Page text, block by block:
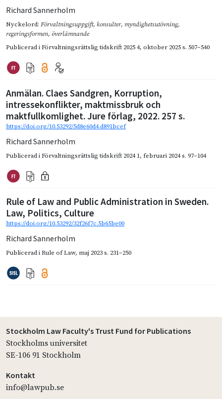
Richard Sannerholm
Nyckelord: Förvaltningsuppgift, konsulter, myndighetsutövning,
regeringsformen, överlämnande
Publicerad iFörvaltningsrättslig tidskrift 2025 4, oktober 2025s. 507–540
Anmälan. Claes Sandgren, Korruption,
intressekonflikter, maktmissbruk och
maktfullkomlighet. Jure förlag, 2022. 257 s.
https://doi.org/10.53292/5d8e60d4.d891bcef
Richard Sannerholm
Publicerad iFörvaltningsrättslig tidskrift 2024 1, februari 2024s. 97–104
Rule of Law and Public Administration in Sweden.
Law, Politics, Culture
https://doi.org/10.53292/32f26f7c.5b65be00
Richard Sannerholm
Publicerad iRule of Law, maj 2023s. 231–250
Stockholm Law Faculty's Trust Fund for Publications
Stockholms universitet
SE-106 91 Stockholm
Kontakt
info@lawpub.se